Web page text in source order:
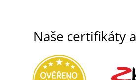
Naše certifikáty